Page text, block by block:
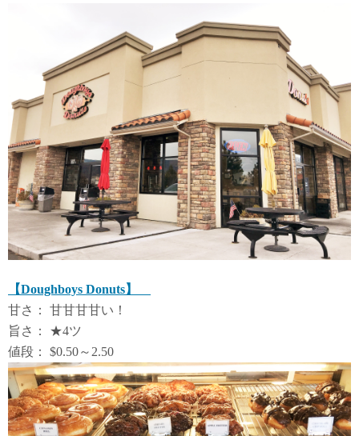
【Doughboys Donuts】
甘さ： 甘甘甘甘い！
旨さ： ★4ツ
値段： $0.50～2.50